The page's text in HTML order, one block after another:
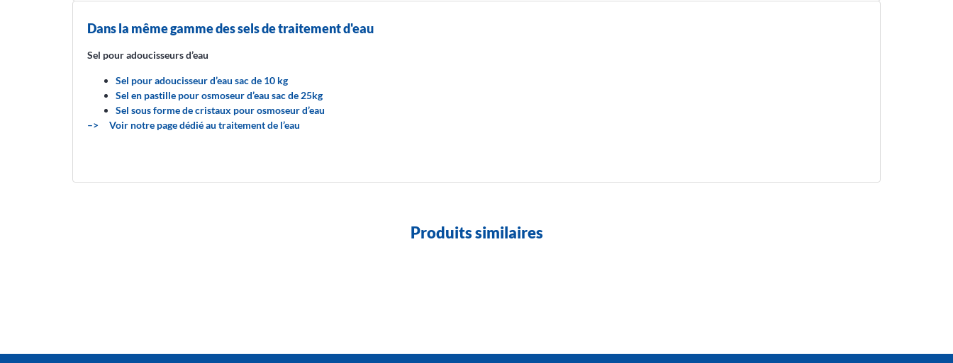
Dans la même gamme des sels de traitement d'eau
Sel pour adoucisseurs d’eau
Sel pour adoucisseur d’eau sac de 10 kg
Sel en pastille pour osmoseur d’eau sac de 25kg
Sel sous forme de cristaux pour osmoseur d’eau
–> Voir notre page dédié au traitement de l’eau
Produits similaires